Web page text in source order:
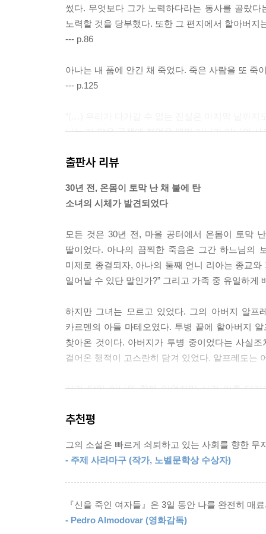
썼다. 무엇보다 그가 노력하다라는 동사를 골랐
노력할 것을 당부했다. 또한 그 편지에서 할아버지
--- p.86
아나는 내 품에 안긴 채 죽었다. 죽은 사람을 또 죽
--- p.125
나는 이 말을 공책에 적었을 뿐만 아니라 아나의
--- p.213
“알프레도 아저씨, 가장 알고 싶은 게 뭐예요?”
“아나가 네 무릎에 누워서 죽었는데 누가, 무엇 때
“아나를 불에 태우고 절단한 것 말씀이시죠?”
“그래. 아나를 불에 태우고 절단한 것 말이다.”
--- p.217
이번에는 제 뜻이 아니라 하느님 아버지의 뜻을
--- p.403
어릴 적 너희 둘은 우리 가족의 강요에 의해 종교
출판사 리뷰
30년 전, 온몸이 토막 난 채 불에 탄
소녀의 시체가 발견되었다
모든 것은 30년 전, 마을 공터에서 온몸이 토막
딸이었다. 아나의 끔찍한 죽음은 그간 하느님의
미제로 종결되자, 아나의 둘째 언니 리아는 종교
일어날 수 있단 말인가?” 그리고 가족 중 유일하
하지만 그녀는 모르고 있었다. 그의 아버지 알
카르멘의 아들 마테오였다. 투병 끝에 할아버지
찾아온 것이다. 아버지가 투병 중이었다는 사실
걸어온 행적이 고스란히 담겨 있었다. 알프레도는
사건 당일 아나와 함께 있었지만 사건 이후 단
이어진다. 점점 진실에 가까워지는 사건의 전말.
도달한다고 믿는단다.” 과연 독자는 이 사건의 진
“나는 우리가 각자 자신이 견뎌낼 수 있는
『신을 죽인 여자들』은 그해 최고의 범죄 소설
추천평
그의 소설은 빠르게 쇠퇴하고 있는 사회를 향한 무
- 주제 사라마구 (작가, 노벨문학상 수상자)
『신을 죽인 여자들』은 3일 동안 나를 완전히 매
- Pedro Almodovar (영화감독)